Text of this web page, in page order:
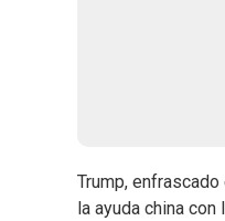
Trump,
la ayuda china con